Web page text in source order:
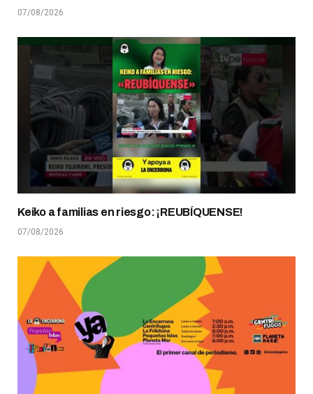
07/08/2026
Keiko a familias en riesgo: ¡REUBÍQUENSE!
07/08/2026